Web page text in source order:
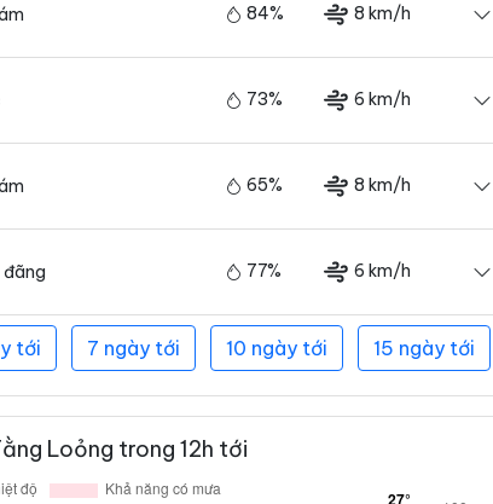
84% 8 km/h
73% 6 km/h
65% 8 km/h
đãng 77% 6 km/h
tới 7 ngày tới 10 ngày tới 15 ngày tới
Loỏng trong 12h tới